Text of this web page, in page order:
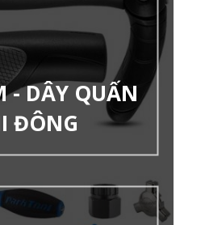
- DÂY QUẤN
ĐÔNG